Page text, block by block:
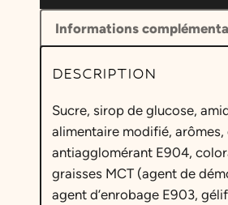
Informations
DESCRIPTION
Sucre, sirop de glucose,
alimentaire modifié, arômes,
antiagglomérant E904,
graisses MCT (agent de
agent d’enrobage E903,